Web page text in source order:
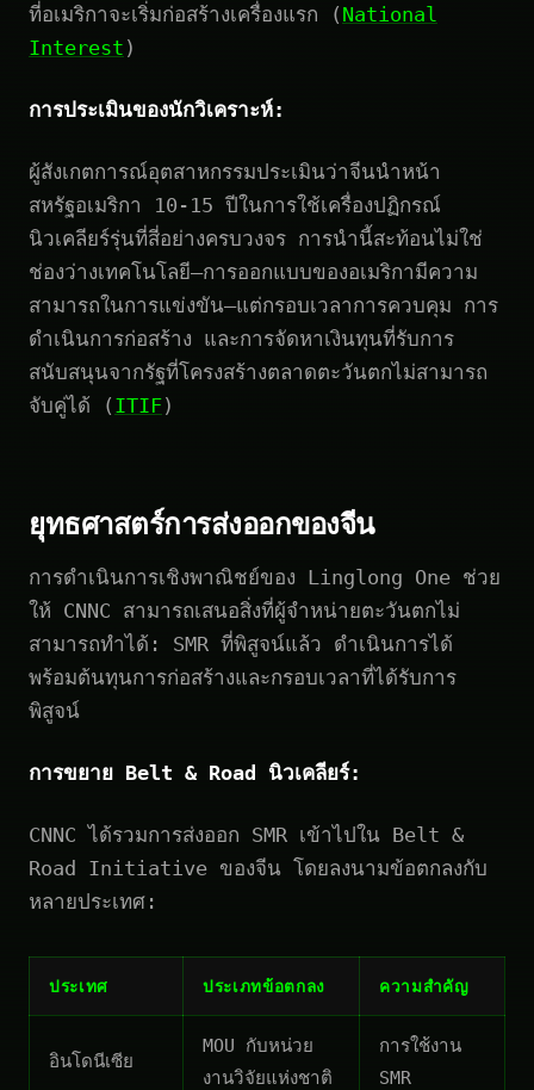
ที่อเมริกาจะเริ่มก่อสร้างเครื่องแรก ( National
Interest )
การประเมินของนักวิเคราะห์:
ผู้สังเกตการณ์อุตสาหกรรมประเมินว่าจีนนำหน้า
สหรัฐอเมริกา 10-15 ปีในการใช้เครื่องปฏิกรณ์
นิวเคลียร์รุ่นที่สี่อย่างครบวงจร การนำนี้สะท้อนไม่ใช่
ช่องว่างเทคโนโลยี—การออกแบบของอเมริกามีความ
สามารถในการแข่งขัน—แต่กรอบเวลาการควบคุม การ
ดำเนินการก่อสร้าง และการจัดหาเงินทุนที่รับการ
สนับสนุนจากรัฐที่โครงสร้างตลาดตะวันตกไม่สามารถ
จับคู่ได้ ( ITIF)
ยุทธศาสตร์การส่งออกของจีน
การดำเนินการเชิงพาณิชย์ของ Linglong One ช่วย
ให้ CNNC สามารถเสนอสิ่งที่ผู้จำหน่ายตะวันตกไม่
สามารถทำได้: SMR ที่พิสูจน์แล้ว ดำเนินการได้
พร้อมต้นทุนการก่อสร้างและกรอบเวลาที่ได้รับการ
พิสูจน์
การขยาย Belt & Road นิวเคลียร์:
CNNC ได้รวมการส่งออก SMR เข้าไปใน Belt &
Road Initiative ของจีน โดยลงนามข้อตกลงกับ
หลายประเทศ:
ประเทศ ประเภทข้อตกลง ความสำคัญ
อินโดนีเซีย
MOU กับหน่วย
งานวิจัยแห่งชาติ
การใช้งาน
SMR